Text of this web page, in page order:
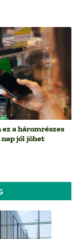
a háromrészes
jól jöhet